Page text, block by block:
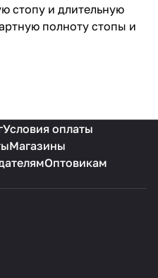
стопу и длительную
полноту стопы и
Условия оплаты
Магазины
Оптовикам